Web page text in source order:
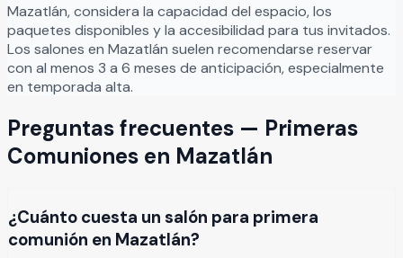
Mazatlán, considera la capacidad del espacio, los
paquetes disponibles y la accesibilidad para tus invitados.
Los salones en Mazatlán suelen recomendarse reservar
con al menos 3 a 6 meses de anticipación, especialmente
en temporada alta.
Preguntas frecuentes — Primeras
Comuniones en Mazatlán
¿Cuánto cuesta un salón para primera
comunión en Mazatlán?